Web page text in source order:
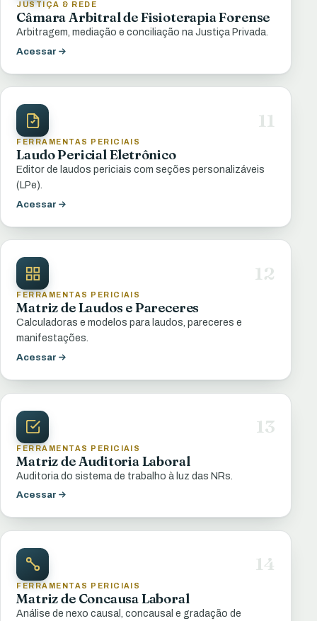
JUSTIÇA & REDE
Câmara Arbitral de Fisioterapia Forense
Arbitragem, mediação e conciliação na Justiça Privada.
Acessar
11
FERRAMENTAS PERICIAIS
Laudo Pericial Eletrônico
Editor de laudos periciais com seções personalizáveis
(LPe).
Acessar
12
FERRAMENTAS PERICIAIS
Matriz de Laudos e Pareceres
Calculadoras e modelos para laudos, pareceres e
manifestações.
Acessar
13
FERRAMENTAS PERICIAIS
Matriz de Auditoria Laboral
Auditoria do sistema de trabalho à luz das NRs.
Acessar
14
FERRAMENTAS PERICIAIS
Matriz de Concausa Laboral
Análise de nexo causal, concausal e gradação de